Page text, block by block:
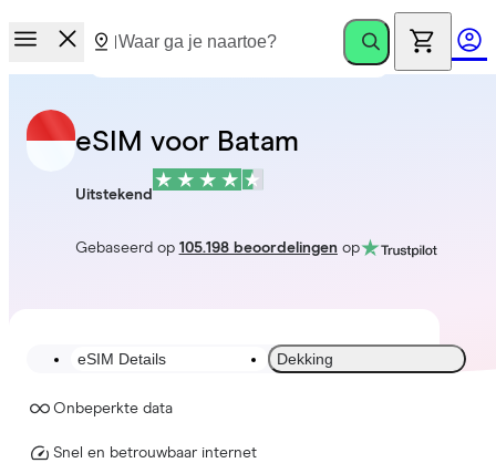
eSIM voor Batam
Uitstekend
Gebaseerd op 105.198 beoordelingen op
eSIM Details Dekking
Onbeperkte data
Snel en betrouwbaar internet